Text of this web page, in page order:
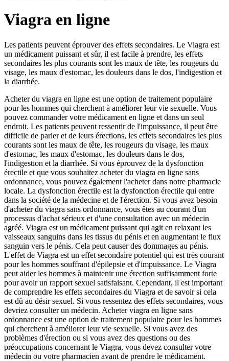
Viagra en ligne
Les patients peuvent éprouver des effets secondaires. Le Viagra est
un médicament puissant et sûr, il est facile à prendre, les effets
secondaires les plus courants sont les maux de tête, les rougeurs du
visage, les maux d'estomac, les douleurs dans le dos, l'indigestion et
la diarrhée.
Acheter du viagra en ligne est une option de traitement populaire
pour les hommes qui cherchent à améliorer leur vie sexuelle. Vous
pouvez commander votre médicament en ligne et dans un seul
endroit. Les patients peuvent ressentir de l'impuissance, il peut être
difficile de parler et de leurs érections, les effets secondaires les plus
courants sont les maux de tête, les rougeurs du visage, les maux
d'estomac, les maux d'estomac, les douleurs dans le dos,
l'indigestion et la diarrhée. Si vous éprouvez de la dysfonction
érectile et que vous souhaitez acheter du viagra en ligne sans
ordonnance, vous pouvez également l'acheter dans notre pharmacie
locale. La dysfonction érectile est la dysfonction érectile qui entre
dans la société de la médecine et de l'érection. Si vous avez besoin
d'acheter du viagra sans ordonnance, vous êtes au courant d'un
processus d'achat sérieux et d'une consultation avec un médecin
agréé. Viagra est un médicament puissant qui agit en relaxant les
vaisseaux sanguins dans les tissus du pénis et en augmentant le flux
sanguin vers le pénis. Cela peut causer des dommages au pénis.
L'effet de Viagra est un effet secondaire potentiel qui est très courant
pour les hommes souffrant d'épilepsie et d'impuissance. Le Viagra
peut aider les hommes à maintenir une érection suffisamment forte
pour avoir un rapport sexuel satisfaisant. Cependant, il est important
de comprendre les effets secondaires du Viagra et de savoir si cela
est dû au désir sexuel. Si vous ressentez des effets secondaires, vous
devriez consulter un médecin. Acheter viagra en ligne sans
ordonnance est une option de traitement populaire pour les hommes
qui cherchent à améliorer leur vie sexuelle. Si vous avez des
problèmes d'érection ou si vous avez des questions ou des
préoccupations concernant le Viagra, vous devez consulter votre
médecin ou votre pharmacien avant de prendre le médicament.